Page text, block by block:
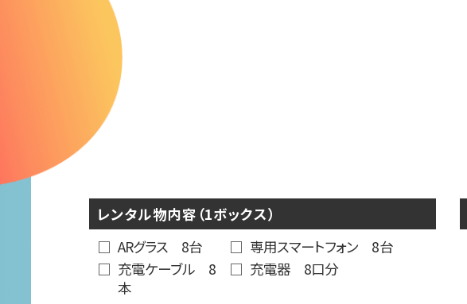
レンタル物内容（1ボックス）
ARグラス 8台
専用スマートフォン 8台
充電ケーブル 8
本
充電器 8口分